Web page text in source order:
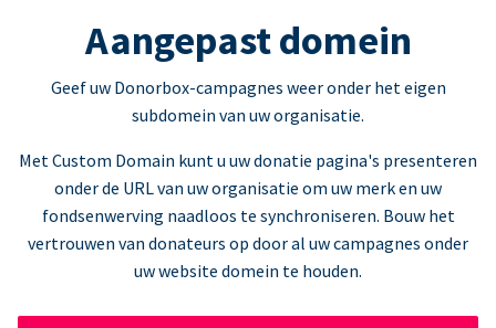
Aangepast domein
Geef uw Donorbox-campagnes weer onder het eigen
subdomein van uw organisatie.
Met Custom Domain kunt u uw donatie pagina's presenteren
onder de URL van uw organisatie om uw merk en uw
fondsenwerving naadloos te synchroniseren. Bouw het
vertrouwen van donateurs op door al uw campagnes onder
uw website domein te houden.